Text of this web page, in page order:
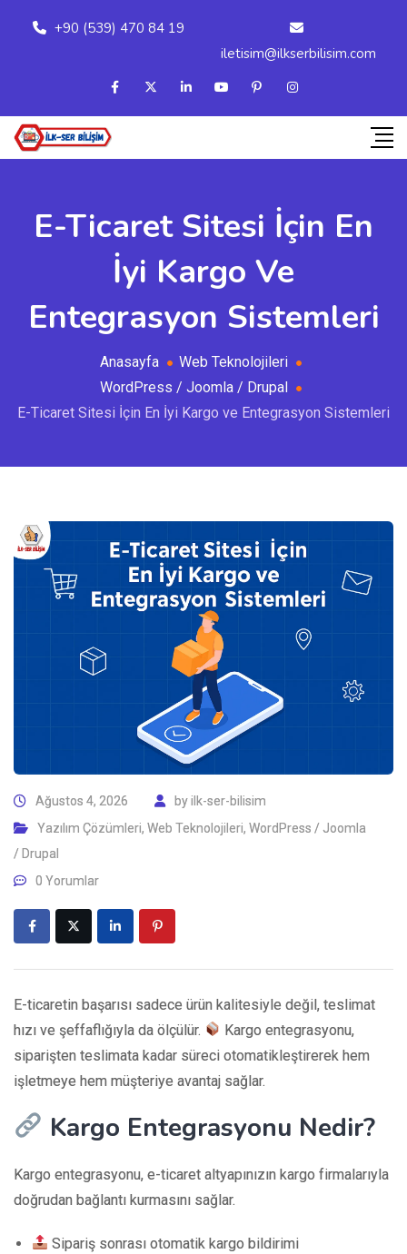
+90 (539) 470 84 19
iletisim@ilkserbilisim.com
E-Ticaret Sitesi İçin En
İyi Kargo Ve
Entegrasyon Sistemleri
Anasayfa
Web Teknolojileri
WordPress / Joomla / Drupal
E-Ticaret Sitesi İçin En İyi Kargo ve Entegrasyon Sistemleri
Ağustos 4, 2026 byilk-ser-bilisim
Yazılım Çözümleri, Web Teknolojileri, WordPress / Joomla
/ Drupal
0 Yorumlar
E-ticaretin başarısı sadece ürün kalitesiyle değil, teslimat
hızı ve şeffaflığıyla da ölçülür.
Kargo entegrasyonu,
siparişten teslimata kadar süreci otomatikleştirerek hem
işletmeye hem müşteriye avantaj sağlar.
Kargo Entegrasyonu Nedir?
Kargo entegrasyonu, e-ticaret altyapınızın kargo firmalarıyla
doğrudan bağlantı kurmasını sağlar.
Sipariş sonrası otomatik kargo bildirimi